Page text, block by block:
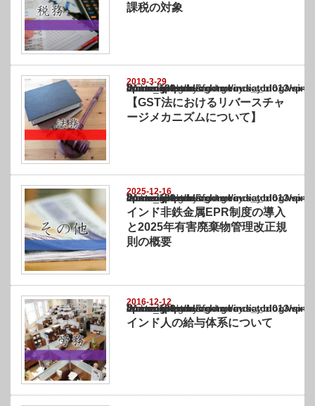
課税の対象
2019-3-29
Warning
: Undefined array key "show_category" in
/home/netst/kuno-cpa.co.jp/public_html/india_blog/wp-content/themes/
on line183
【GST法におけるリバースチャ
ージメカニズムについて】
2025-12-16
Warning
: Undefined array key "show_category" in
/home/netst/kuno-cpa.co.jp/public_html/india_blog/wp-content/themes/
on line183
インド非鉄金属EPR制度の導入
と2025年有害廃棄物管理改正規
則の概要
2016-12-12
Warning
: Undefined array key "show_category" in
/home/netst/kuno-cpa.co.jp/public_html/india_blog/wp-content/themes/
on line183
インド人の給与体系について